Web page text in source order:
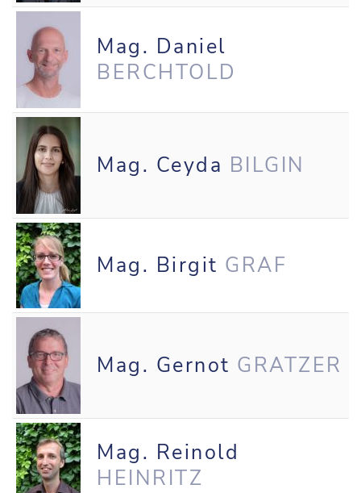
Mag. Daniel
BERCHTOLD
Mag. Ceyda BILGIN
Mag. Birgit GRAF
Mag. Gernot GRATZER
Mag. Reinold
HEINRITZ